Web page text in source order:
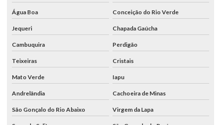
Água Boa Conceição do Rio Verde
Jequeri Chapada Gaúcha
Cambuquira Perdigão
Teixeiras Cristais
Mato Verde Iapu
Andrelândia Cachoeira de Minas
São Gonçalo do Rio Abaixo Virgem da Lapa